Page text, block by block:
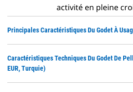
activité en pleine
Principales Caractéristiques Du Godet À
Caractéristiques Techniques Du Godet De
EUR, Turquie)